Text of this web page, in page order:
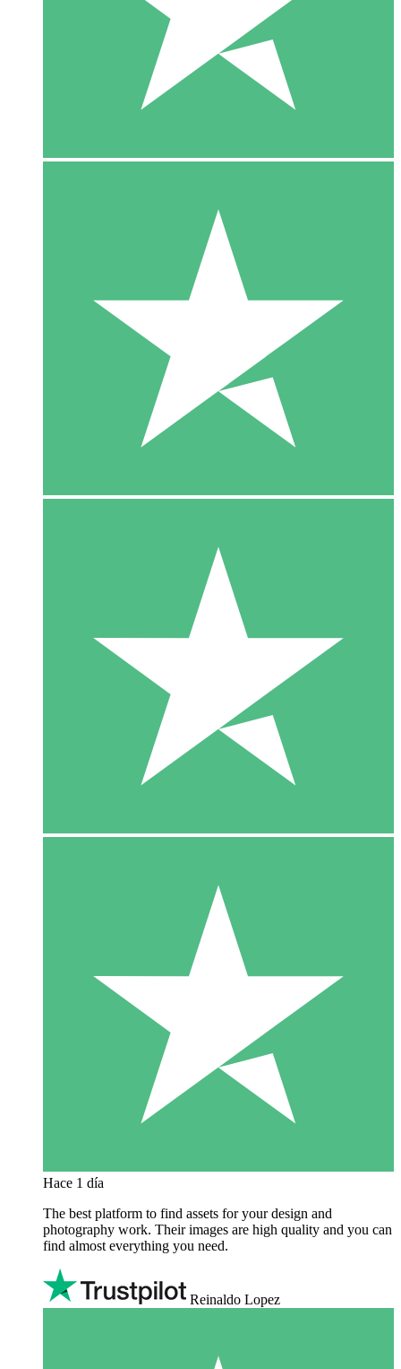
Hace 1 día
The best platform to find assets for your design and
photography work. Their images are high quality and you can
find almost everything you need.
Reinaldo Lopez